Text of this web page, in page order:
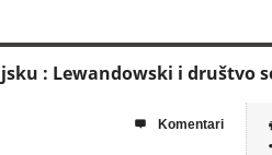
: Lewandowski i društvo
 Komentari